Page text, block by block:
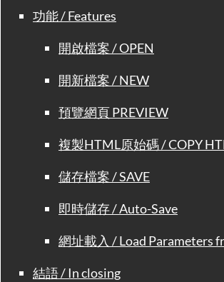
功能 / Features
開啟檔案 / OPEN
開新檔案 / NEW
預覽網頁 PREVIEW
複製HTML原始碼 / COPY
儲存檔案 / SAVE
即時儲存 / Auto-Save
網址載入 / Load Parameters
結語 / In closing